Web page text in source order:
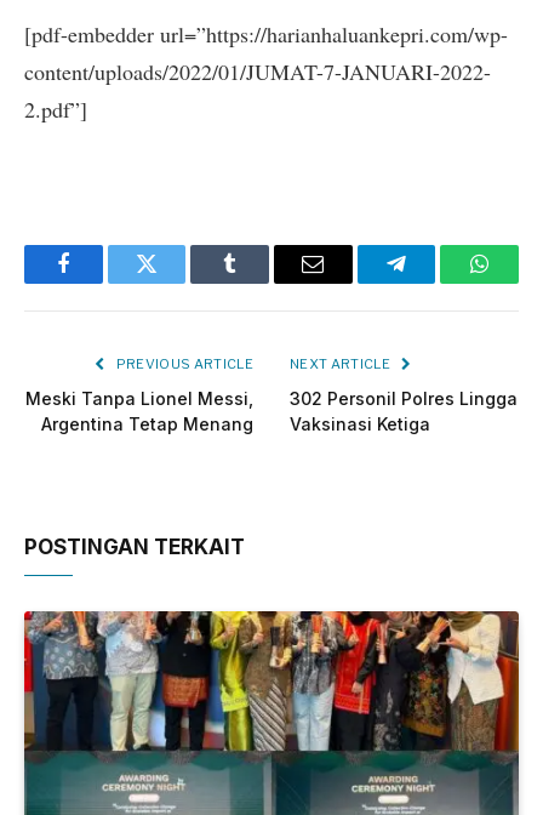
[pdf-embedder url=”https://harianhaluankepri.com/wp-
content/uploads/2022/01/JUMAT-7-JANUARI-2022-
2.pdf”]
FacebookTwitter Tumblr Email Telegram
PREVIOUS ARTICLE
Meski Tanpa Lionel Messi,
Argentina Tetap Menang
NEXT ARTICLE
302 Personil Polres Lingga
Vaksinasi Ketiga
POSTINGAN TERKAIT